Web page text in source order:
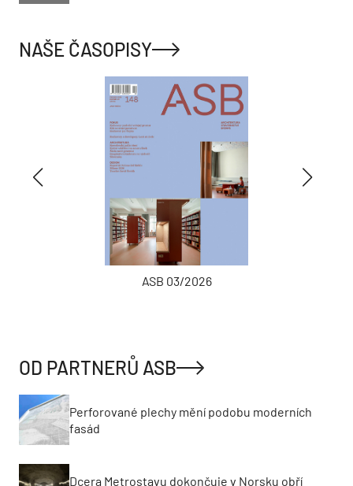
NAŠE ČASOPISY
ASB 03/2026
OD PARTNERŮ ASB
Perforované plechy mění podobu moderních
fasád
Dcera Metrostavu dokončuje v Norsku obří